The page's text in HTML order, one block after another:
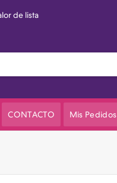
de lista
CONTACTO Mis Pedidos